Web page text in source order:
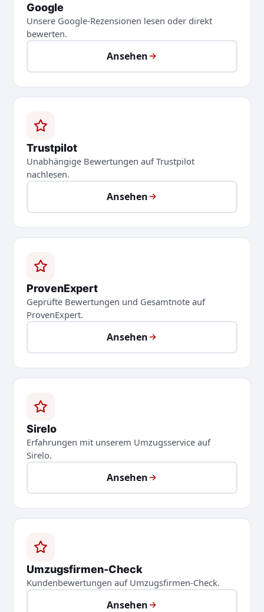
Google
Unsere Google-Rezensionen lesen oder direkt
bewerten.
Ansehen
Trustpilot
Unabhängige Bewertungen auf Trustpilot
nachlesen.
Ansehen
ProvenExpert
Geprüfte Bewertungen und Gesamtnote auf
ProvenExpert.
Ansehen
Sirelo
Erfahrungen mit unserem Umzugsservice auf
Sirelo.
Ansehen
Umzugsfirmen-Check
Kundenbewertungen auf Umzugsfirmen-Check.
Ansehen